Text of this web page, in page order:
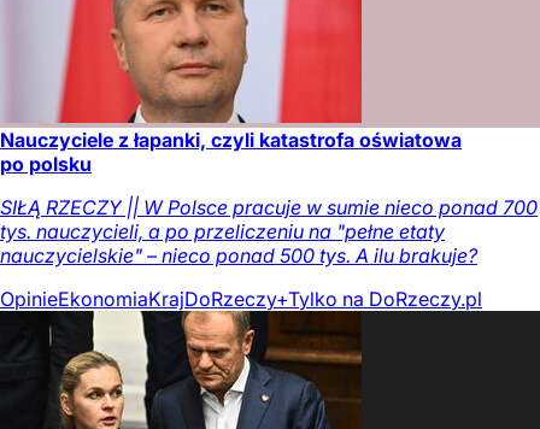
Nauczyciele z łapanki, czyli katastrofa oświatowa
po polsku
SIŁĄ RZECZY || W Polsce pracuje w sumie nieco ponad 700
tys. nauczycieli, a po przeliczeniu na "pełne etaty
nauczycielskie" – nieco ponad 500 tys. A ilu brakuje?
OpinieEkonomiaKrajDoRzeczy+Tylko na DoRzeczy.pl